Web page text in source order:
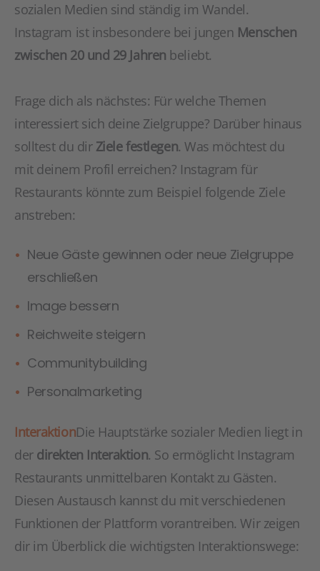
sozialen Medien sind ständig im Wandel.
Instagram ist insbesondere bei jungen Menschen
zwischen 20 und 29 Jahren beliebt.
Frage dich als nächstes: Für welche Themen
interessiert sich deine Zielgruppe? Darüber hinaus
solltest du dir Ziele festlegen. Was möchtest du
mit deinem Profil erreichen? Instagram für
Restaurants könnte zum Beispiel folgende Ziele
anstreben:
Neue Gäste gewinnen oder neue Zielgruppe
erschließen
Image bessern
Reichweite steigern
Communitybuilding
Personalmarketing
InteraktionDie Hauptstärke sozialer Medien liegt in
der direkten Interaktion. So ermöglicht Instagram
Restaurants unmittelbaren Kontakt zu Gästen.
Diesen Austausch kannst du mit verschiedenen
Funktionen der Plattform vorantreiben. Wir zeigen
dir im Überblick die wichtigsten Interaktionswege: